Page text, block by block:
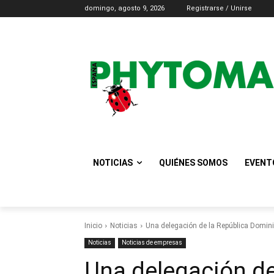
domingo, agosto 9, 2026 Registrarse / Unirse
NOTICIAS QUIÉNES SOMOS
Inicio Noticias Una delegación de la República
Noticias Noticias de empresas